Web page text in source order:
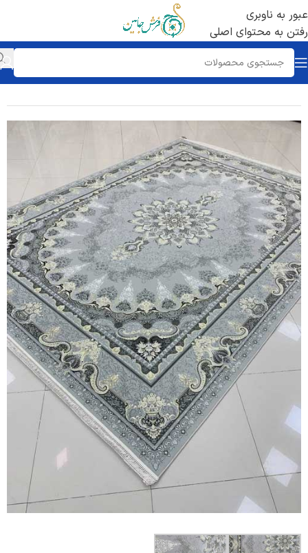
عبور به ناوبری
رفتن به محتوای اصلی
خانه/طرح/ترنج دار